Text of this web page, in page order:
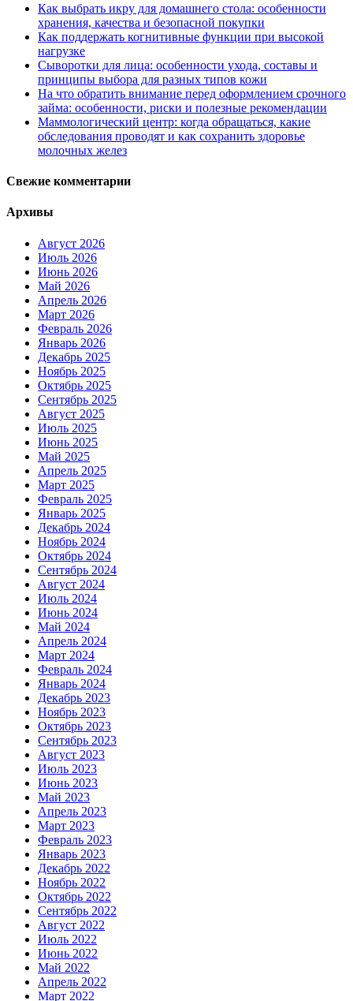
Как выбрать икру для домашнего стола: особенности
хранения, качества и безопасной покупки
Как поддержать когнитивные функции при высокой
нагрузке
Сыворотки для лица: особенности ухода, составы и
принципы выбора для разных типов кожи
На что обратить внимание перед оформлением срочного
займа: особенности, риски и полезные рекомендации
Маммологический центр: когда обращаться, какие
обследования проводят и как сохранить здоровье
молочных желез
Свежие комментарии
Архивы
Август 2026
Июль 2026
Июнь 2026
Май 2026
Апрель 2026
Март 2026
Февраль 2026
Январь 2026
Декабрь 2025
Ноябрь 2025
Октябрь 2025
Сентябрь 2025
Август 2025
Июль 2025
Июнь 2025
Май 2025
Апрель 2025
Март 2025
Февраль 2025
Январь 2025
Декабрь 2024
Ноябрь 2024
Октябрь 2024
Сентябрь 2024
Август 2024
Июль 2024
Июнь 2024
Май 2024
Апрель 2024
Март 2024
Февраль 2024
Январь 2024
Декабрь 2023
Ноябрь 2023
Октябрь 2023
Сентябрь 2023
Август 2023
Июль 2023
Июнь 2023
Май 2023
Апрель 2023
Март 2023
Февраль 2023
Январь 2023
Декабрь 2022
Ноябрь 2022
Октябрь 2022
Сентябрь 2022
Август 2022
Июль 2022
Июнь 2022
Май 2022
Апрель 2022
Март 2022